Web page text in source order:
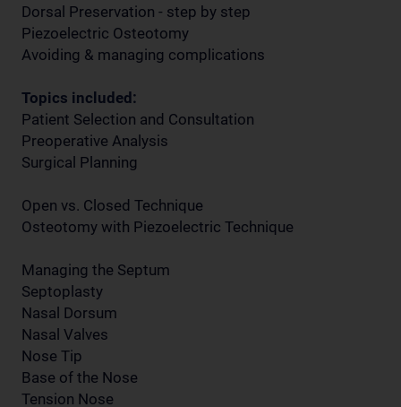
Dorsal Preservation - step by step
Piezoelectric Osteotomy
Avoiding & managing complications
Topics included:
Patient Selection and Consultation
Preoperative Analysis
Surgical Planning
Open vs. Closed Technique
Osteotomy with Piezoelectric Technique
Managing the Septum
Septoplasty
Nasal Dorsum
Nasal Valves
Nose Tip
Base of the Nose
Tension Nose